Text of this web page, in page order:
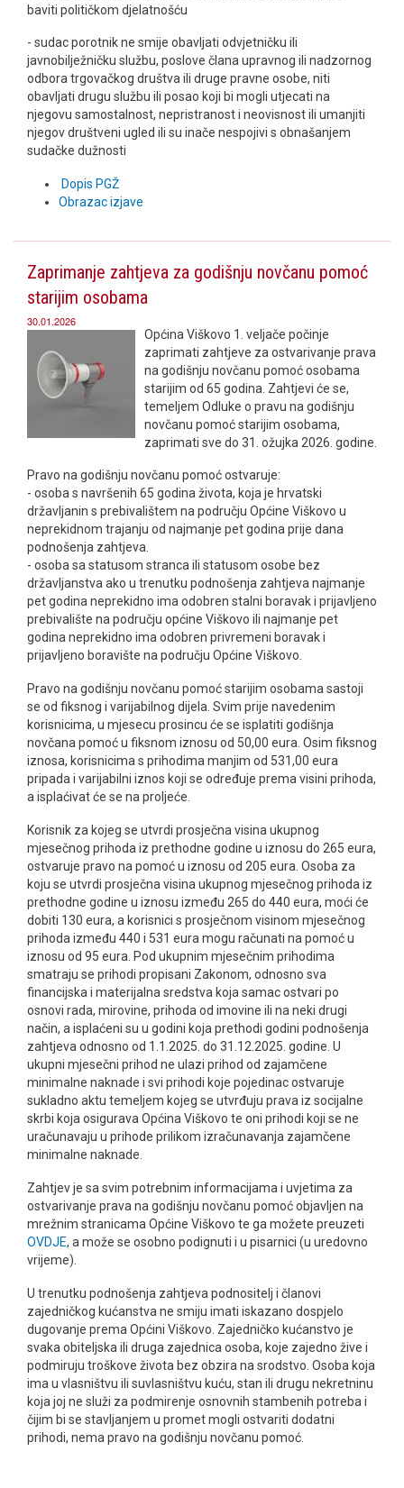
baviti političkom djelatnošću
- sudac porotnik ne smije obavljati odvjetničku ili
javnobilježničku službu, poslove člana upravnog ili nadzornog
odbora trgovačkog društva ili druge pravne osobe, niti
obavljati drugu službu ili posao koji bi mogli utjecati na
njegovu samostalnost, nepristranost i neovisnost ili umanjiti
njegov društveni ugled ili su inače nespojivi s obnašanjem
sudačke dužnosti
Dopis PGŽ
Obrazac izjave
Zaprimanje zahtjeva za godišnju novčanu pomoć
starijim osobama
30.01.2026
Općina Viškovo 1. veljače počinje
zaprimati zahtjeve za ostvarivanje prava
na godišnju novčanu pomoć osobama
starijim od 65 godina. Zahtjevi će se,
temeljem Odluke o pravu na godišnju
novčanu pomoć starijim osobama,
zaprimati sve do 31. ožujka 2026. godine.
Pravo na godišnju novčanu pomoć ostvaruje:
- osoba s navršenih 65 godina života, koja je hrvatski
državljanin s prebivalištem na području Općine Viškovo u
neprekidnom trajanju od najmanje pet godina prije dana
podnošenja zahtjeva.
- osoba sa statusom stranca ili statusom osobe bez
državljanstva ako u trenutku podnošenja zahtjeva najmanje
pet godina neprekidno ima odobren stalni boravak i prijavljeno
prebivalište na području općine Viškovo ili najmanje pet
godina neprekidno ima odobren privremeni boravak i
prijavljeno boravište na području Općine Viškovo.
Pravo na godišnju novčanu pomoć starijim osobama sastoji
se od fiksnog i varijabilnog dijela. Svim prije navedenim
korisnicima, u mjesecu prosincu će se isplatiti godišnja
novčana pomoć u fiksnom iznosu od 50,00 eura. Osim fiksnog
iznosa, korisnicima s prihodima manjim od 531,00 eura
pripada i varijabilni iznos koji se određuje prema visini prihoda,
a isplaćivat će se na proljeće.
Korisnik za kojeg se utvrdi prosječna visina ukupnog
mjesečnog prihoda iz prethodne godine u iznosu do 265 eura,
ostvaruje pravo na pomoć u iznosu od 205 eura. Osoba za
koju se utvrdi prosječna visina ukupnog mjesečnog prihoda iz
prethodne godine u iznosu između 265 do 440 eura, moći će
dobiti 130 eura, a korisnici s prosječnom visinom mjesečnog
prihoda između 440 i 531 eura mogu računati na pomoć u
iznosu od 95 eura. Pod ukupnim mjesečnim prihodima
smatraju se prihodi propisani Zakonom, odnosno sva
financijska i materijalna sredstva koja samac ostvari po
osnovi rada, mirovine, prihoda od imovine ili na neki drugi
način, a isplaćeni su u godini koja prethodi godini podnošenja
zahtjeva odnosno od 1.1.2025. do 31.12.2025. godine. U
ukupni mjesečni prihod ne ulazi prihod od zajamčene
minimalne naknade i svi prihodi koje pojedinac ostvaruje
sukladno aktu temeljem kojeg se utvrđuju prava iz socijalne
skrbi koja osigurava Općina Viškovo te oni prihodi koji se ne
uračunavaju u prihode prilikom izračunavanja zajamčene
minimalne naknade.
Zahtjev je sa svim potrebnim informacijama i uvjetima za
ostvarivanje prava na godišnju novčanu pomoć objavljen na
mrežnim stranicama Općine Viškovo te ga možete preuzeti
OVDJE, a može se osobno podignuti i u pisarnici (u uredovno
vrijeme).
U trenutku podnošenja zahtjeva podnositelj i članovi
zajedničkog kućanstva ne smiju imati iskazano dospjelo
dugovanje prema Općini Viškovo. Zajedničko kućanstvo je
svaka obiteljska ili druga zajednica osoba, koje zajedno žive i
podmiruju troškove života bez obzira na srodstvo. Osoba koja
ima u vlasništvu ili suvlasništvu kuću, stan ili drugu nekretninu
koja joj ne služi za podmirenje osnovnih stambenih potreba i
čijim bi se stavljanjem u promet mogli ostvariti dodatni
prihodi, nema pravo na godišnju novčanu pomoć.